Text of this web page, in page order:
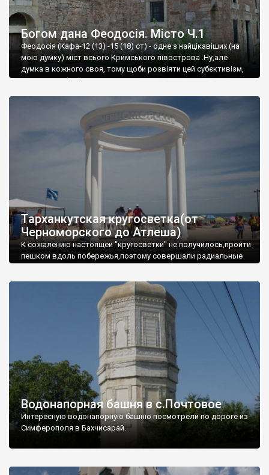
Богом дана Феодосія. Місто Ч.1
Феодосія (Кафа-12 (13) -15 (18) ст) - одне з найцікавіших (на
мою думку) міст всього Кримського півострова .Ну,але
думка в кожного своя, тому щоби розвіяти цей субєктивізм,
запрошую відвідати це
Тарханкутская кругосветка(от
Черноморского до Атлеша)
К сожалению настоящей "кругосветки" не получилось,пройти
пешком вдоль побережья,поэтому совершали радиальные
Водонапорная башня в с.Почтовое
Интересную водонапорную башню посмотрели по дороге из
Симферополя в Бахчисарай.